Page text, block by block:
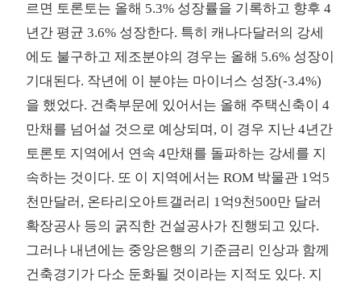
르면 토론토는 올해 5.3% 성장률을 기록하고 향후 4
년간 평균 3.6% 성장한다. 특히 캐나다달러의 강세
에도 불구하고 제조분야의 경우는 올해 5.6% 성장이
기대된다. 작년에 이 분야는 마이너스 성장(-3.4%)
을 했었다. 건축부문에 있어서는 올해 주택신축이 4
만채를 넘어설 것으로 예상되며, 이 경우 지난 4년간
토론토 지역에서 연속 4만채를 돌파하는 강세를 지
속하는 것이다. 또 이 지역에서는 ROM 박물관 1억5
천만달러, 온타리오아트갤러리 1억9천500만 달러
확장공사 등의 굵직한 건설공사가 진행되고 있다.
그러나 내년에는 중앙은행의 기준금리 인상과 함께
건축경기가 다소 둔화될 것이라는 지적도 있다. 지